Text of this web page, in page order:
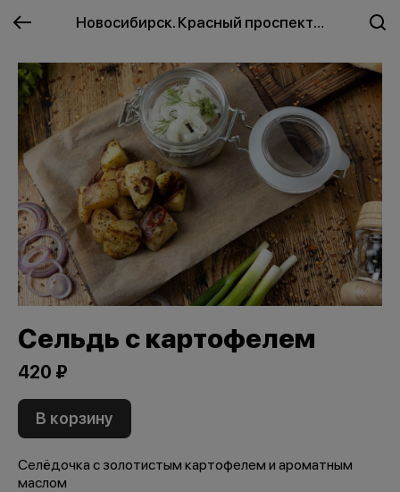
Новосибирск. Красный проспект
Сельдь с картофелем
420 ₽
В корзину
Селёдочка с золотистым картофелем и ароматным
маслом